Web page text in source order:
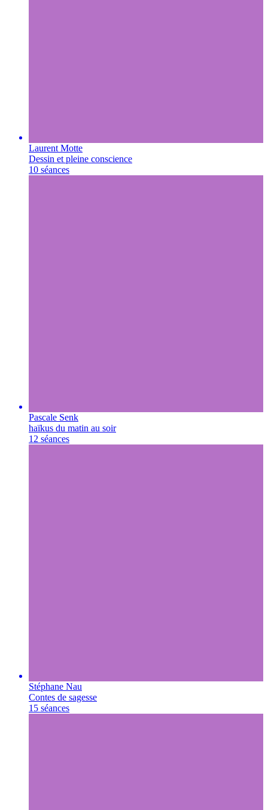
Laurent Motte
Dessin et pleine conscience
10 séances
Pascale Senk
haïkus du matin au soir
12 séances
Stéphane Nau
Contes de sagesse
15 séances